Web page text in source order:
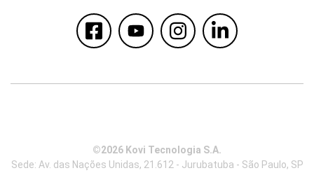
©2026 Kovi Tecnologia S.A.
Sede: Av. das Nações Unidas, 21.612 - Jurubatuba - São Paulo, SP